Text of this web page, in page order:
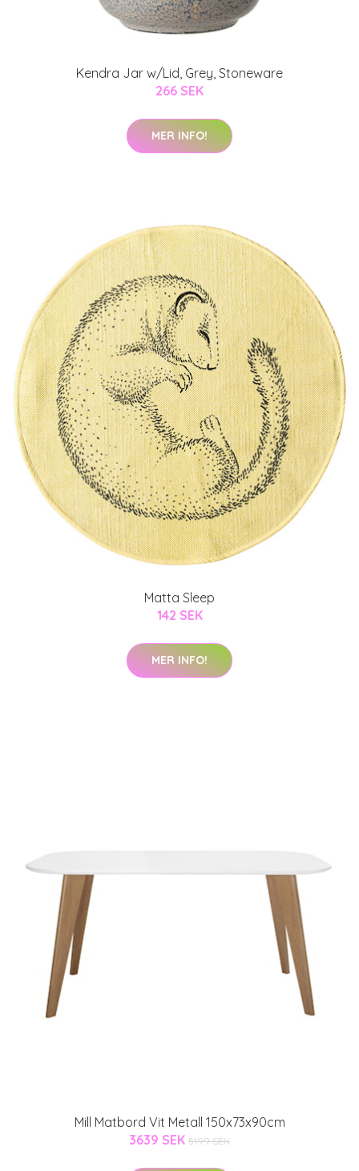
Kendra Jar w/Lid, Grey, Stoneware
266 SEK
MER INFO!
Matta Sleep
142 SEK
MER INFO!
Mill Matbord Vit Metall 150x73x90cm
3639 SEK 5199 SEK